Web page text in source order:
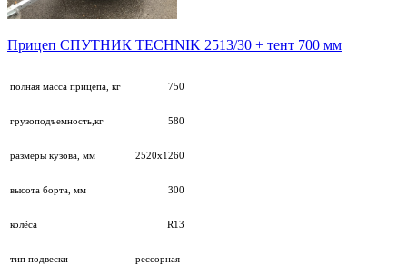
Прицеп СПУТНИК TECHNIK 2513/30 + тент 700 мм
полная масса прицепа, кг 750
грузоподъемность,кг 580
размеры кузова, мм 2520х1260
высота борта, мм 300
колёса R13
тип подвески рессорная